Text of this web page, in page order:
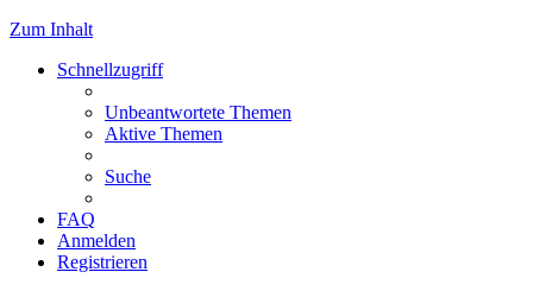
Zum Inhalt
Schnellzugriff
Unbeantwortete Themen
Aktive Themen
Suche
FAQ
Anmelden
Registrieren